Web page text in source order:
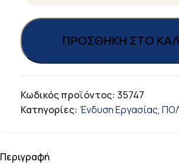
ΠΡΟΣΘΉΚΗ ΣΤΟ
Κωδικός προϊόντος: 35747
Κατηγορίες: Ένδυση Εργασίας,
Περιγραφή